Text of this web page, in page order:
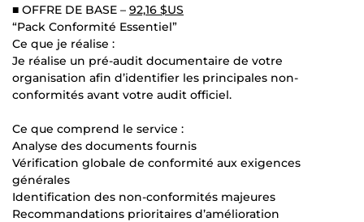
■ OFFRE DE BASE – 92,16 $US
“Pack Conformité Essentiel”
Ce que je réalise :
Je réalise un pré-audit documentaire de votre
organisation afin d’identifier les principales non-
conformités avant votre audit officiel.
Ce que comprend le service :
Analyse des documents fournis
Vérification globale de conformité aux exigences
générales
Identification des non-conformités majeures
Recommandations prioritaires d’amélioration